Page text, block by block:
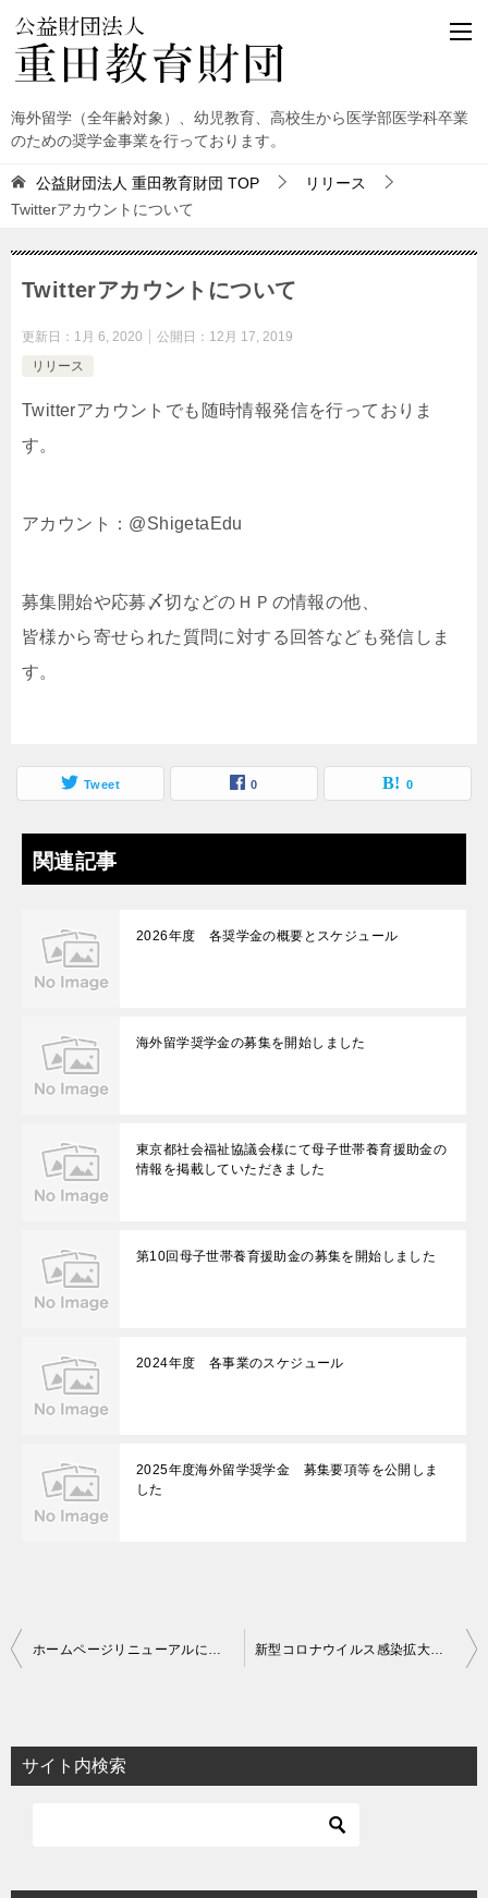
海外留学（全年齢対象）、幼児教育、高校生から医学部医学科卒業
のための奨学金事業を行っております。
公益財団法人 重田教育財団 TOP
リリース
Twitterアカウントについて
Twitterアカウントについて
更新日： 1月 6, 2020 公開日： 12月 17, 2019
リリース
Twitterアカウントでも随時情報発信を行っておりま
す。
アカウント： @ShigetaEdu
募集開始や応募〆切などのＨＰの情報の他、
皆様から寄せられた質問に対する回答なども発信しま
す。
Tweet 0 0
関連記事
2026年度 各奨学金の概要とスケジュール
海外留学奨学金の募集を開始しました
東京都社会福祉協議会様にて母子世帯養育援助金の
情報を掲載していただきました
第10回母子世帯養育援助金の募集を開始しました
2024年度 各事業のスケジュール
2025年度海外留学奨学金 募集要項等を公開しま
した
投
ビ
ゲ
ョ
ホームページリニューアルについて 新型コロナウイルス感染拡大に伴う対応について
サイト内検索